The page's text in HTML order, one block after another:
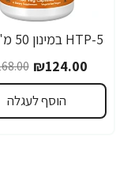
₪124.00
הוסף לעגלה